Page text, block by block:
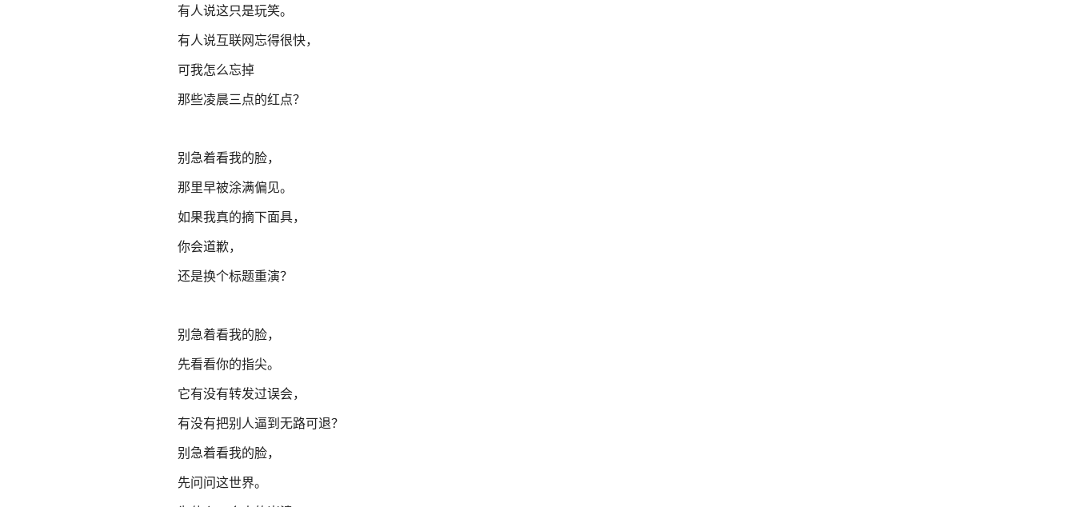
有人说这只是玩笑。
有人说互联网忘得很快，
可我怎么忘掉
那些凌晨三点的红点？
别急着看我的脸，
那里早被涂满偏见。
如果我真的摘下面具，
你会道歉，
还是换个标题重演？
别急着看我的脸，
先看看你的指尖。
它有没有转发过误会，
有没有把别人逼到无路可退？
别急着看我的脸，
先问问这世界。